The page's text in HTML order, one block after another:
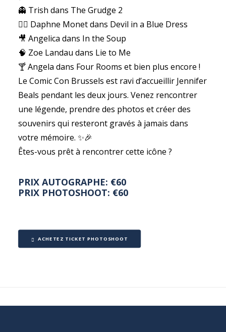
👻 Trish dans The Grudge 2
🕵️‍♀️ Daphne Monet dans Devil in a Blue Dress
🎥 Angelica dans In the Soup
🧠 Zoe Landau dans Lie to Me
🍸 Angela dans Four Rooms et bien plus encore !
Le Comic Con Brussels est ravi d’accueillir Jennifer
Beals pendant les deux jours. Venez rencontrer
une légende, prendre des photos et créer des
souvenirs qui resteront gravés à jamais dans
votre mémoire. ✨🎉
Êtes-vous prêt à rencontrer cette icône ?
PRIX AUTOGRAPHE: €60
PRIX PHOTOSHOOT: €60
ACHETEZ TICKET PHOTOSHOOT